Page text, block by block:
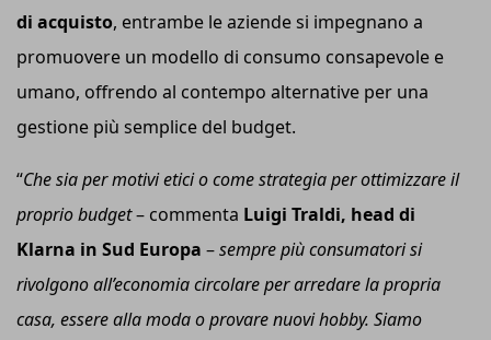
di acquisto, entrambe le aziende si impegnano a
promuovere un modello di consumo consapevole e
umano, offrendo al contempo alternative per una
gestione più semplice del budget.
“Che sia per motivi etici o come strategia per ottimizzare il
proprio budget– commenta Luigi Traldi, head di
Klarna in Sud Europa –sempre più consumatori si
rivolgono all’economia circolare per arredare la propria
casa, essere alla moda o provare nuovi hobby. Siamo